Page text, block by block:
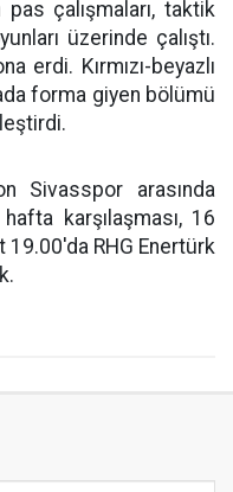
pas çalışmaları, taktik
üzerinde çalıştı.
erdi. Kırmızı-beyazlı
forma giyen bölümü
Sivasspor arasında
karşılaşması, 16
RHG Enertürk